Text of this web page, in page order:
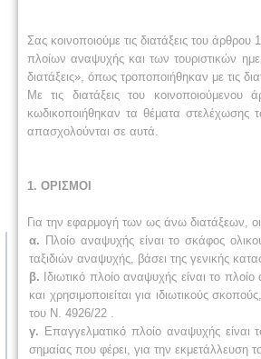
Σας κοινοποιούμε τις διατάξεις του
πλοίων αναψυχής και των τουριστικών
διατάξεις», όπως τροποποιήθηκαν με τις
Με τις διατάξεις του
κωδικοποιήθηκαν τα θέματα
απασχολούνται σε αυτά.
1. ΟΡΙΣΜΟΙ
Για την εφαρμογή των ως άνω διατάξεων,
α. Πλοίο αναψυχής είναι το σκάφος
ταξιδιών αναψυχής, βάσει της γενικής
β. Ιδιωτικό πλοίο αναψυχής είναι το
και χρησιμοποιείται για ιδιωτικούς
του Ν. 4926/22 .
γ. Επαγγελματικό πλοίο αναψυχής είναι
σημαίας που φέρει, για την